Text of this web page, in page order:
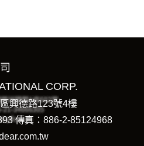
CORP.
興德路123號4樓
傳真：886-2-85124968